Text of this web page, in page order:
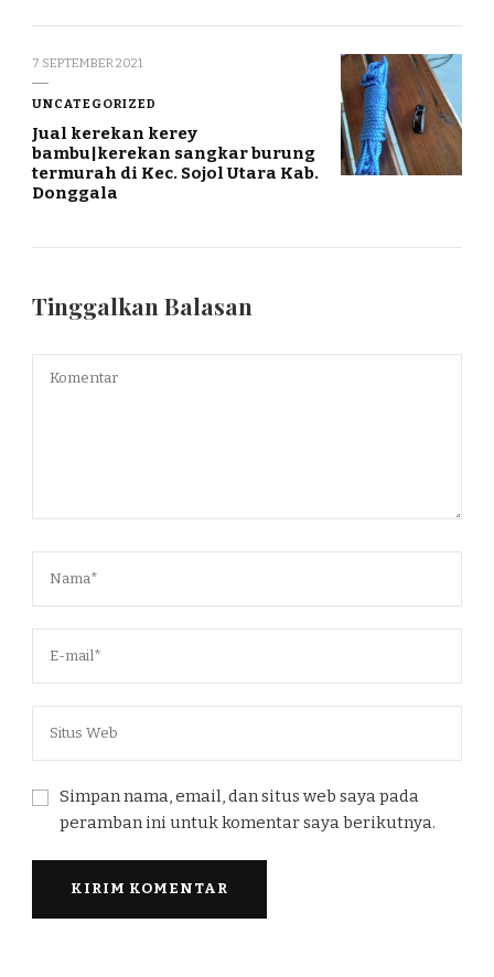
7 SEPTEMBER 2021
UNCATEGORIZED
Jual kerekan kerey
bambu|kerekan sangkar burung
termurah di Kec. Sojol Utara Kab.
Donggala
Tinggalkan Balasan
Simpan nama, email, dan situs web saya pada
peramban ini untuk komentar saya berikutnya.